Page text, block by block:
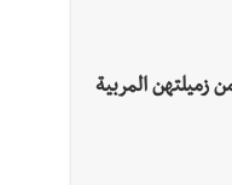
زميلتهن المربية